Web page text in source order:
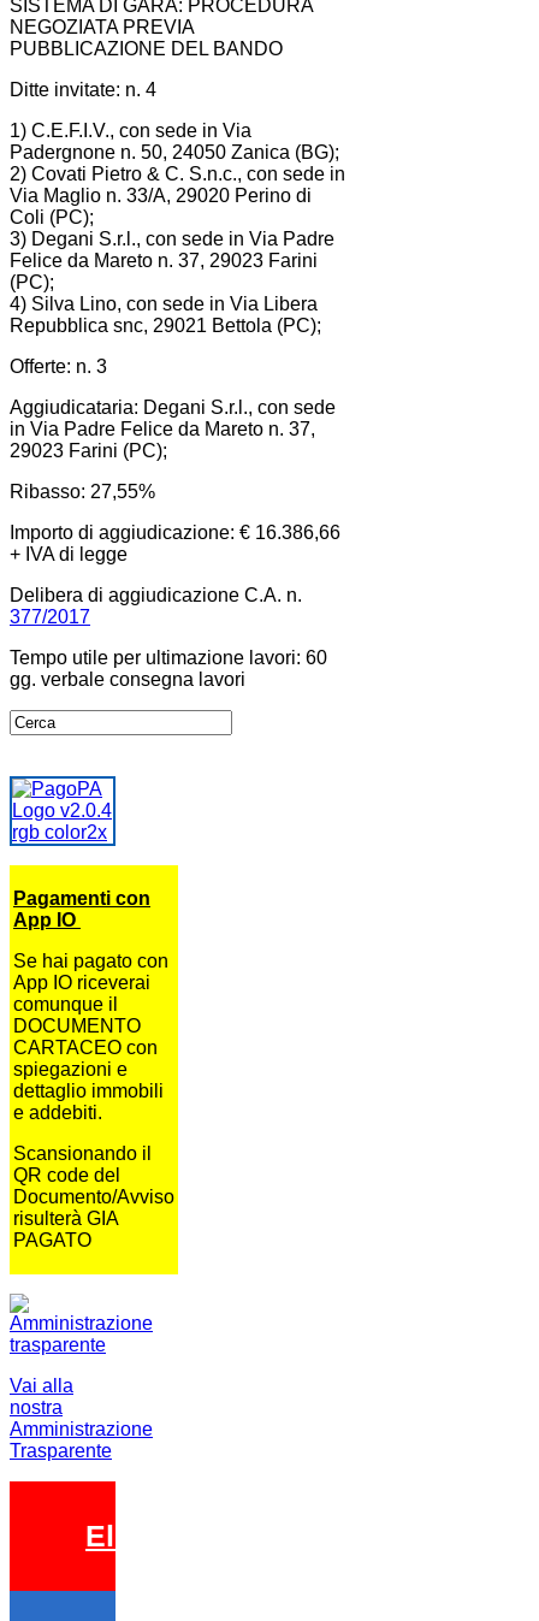
SISTEMA DI GARA: PROCEDURA
NEGOZIATA PREVIA
PUBBLICAZIONE DEL BANDO
Ditte invitate: n. 4
1) C.E.F.I.V., con sede in Via
Padergnone n. 50, 24050 Zanica (BG);
2) Covati Pietro & C. S.n.c., con sede in
Via Maglio n. 33/A, 29020 Perino di
Coli (PC);
3) Degani S.r.l., con sede in Via Padre
Felice da Mareto n. 37, 29023 Farini
(PC);
4) Silva Lino, con sede in Via Libera
Repubblica snc, 29021 Bettola (PC);
Offerte: n. 3
Aggiudicataria: Degani S.r.l., con sede
in Via Padre Felice da Mareto n. 37,
29023 Farini (PC);
Ribasso: 27,55%
Importo di aggiudicazione: € 16.386,66
+ IVA di legge
Delibera di aggiudicazione C.A. n.
377/2017
Tempo utile per ultimazione lavori: 60
gg. verbale consegna lavori
Pagamenti con
App IO
Se hai pagato con
App IO riceverai
comunque il
DOCUMENTO
CARTACEO con
spiegazioni e
dettaglio immobili
e addebiti.
Scansionando il
QR code del
Documento/Avviso
risulterà GIA
PAGATO
Vai alla
nostra
Amministrazione
Trasparente
Elezioni 2026